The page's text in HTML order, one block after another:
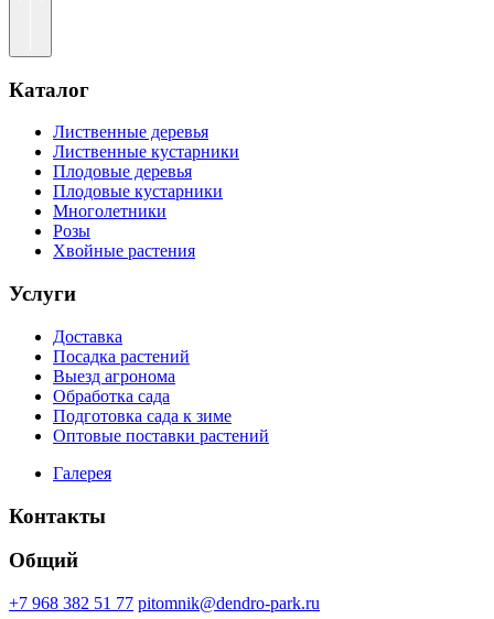
Каталог
Лиственные деревья
Лиственные кустарники
Плодовые деревья
Плодовые кустарники
Многолетники
Розы
Хвойные растения
Услуги
Доставка
Посадка растений
Выезд агронома
Обработка сада
Подготовка сада к зиме
Оптовые поставки растений
Галерея
Контакты
Общий
+7 968 382 51 77 pitomnik@dendro-park.ru